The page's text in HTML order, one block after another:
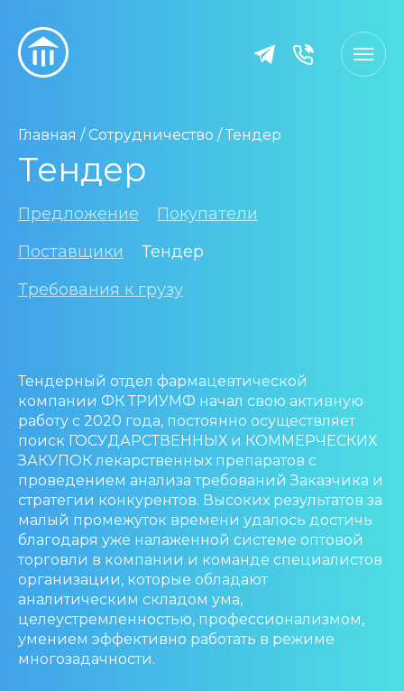
Главная /Сотрудничество /Тендер
Тендер
Предложение
Покупатели
Поставщики
Тендер
Требования к грузу
Тендерный отдел фармацевтической
компании ФК ТРИУМФ начал свою активную
работу с 2020 года, постоянно осуществляет
поиск ГОСУДАРСТВЕННЫХ и КОММЕРЧЕСКИХ
ЗАКУПОК лекарственных препаратов с
проведением анализа требований Заказчика и
стратегии конкурентов. Высоких результатов за
малый промежуток времени удалось достичь
благодаря уже налаженной системе оптовой
торговли в компании и команде специалистов
организации, которые обладают
аналитическим складом ума,
целеустремленностью, профессионализмом,
умением эффективно работать в режиме
многозадачности.